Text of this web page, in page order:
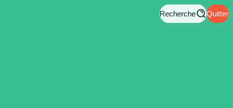
Recherche Quitter